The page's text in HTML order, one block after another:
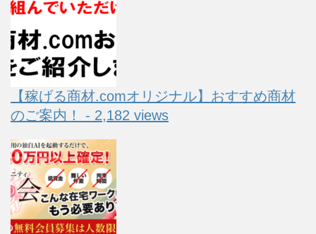
【稼げる商材.comオリジナル】おすすめ商材
のご案内！ - 2,182 views